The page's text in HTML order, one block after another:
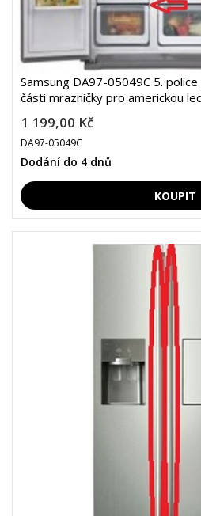
Samsung DA97-05049C 5.
části mrazničky pro americkou
1 199,00 Kč
DA97-05049C
Dodání do 4 dnů